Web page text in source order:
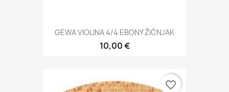
GEWA VIOLINA 4/4 EBONY ŽIČNJAK
10,00 €
favorite_border